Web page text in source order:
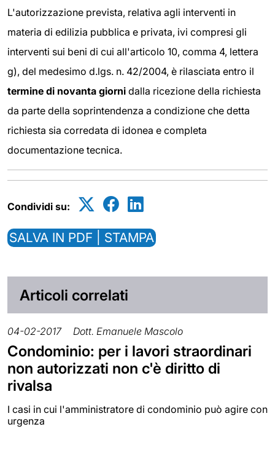
L'autorizzazione prevista, relativa agli interventi in
materia di edilizia pubblica e privata, ivi compresi gli
interventi sui beni di cui all'articolo 10, comma 4, lettera
g), del medesimo d.lgs. n. 42/2004, è rilasciata entro il
termine di novanta giorni dalla ricezione della richiesta
da parte della soprintendenza a condizione che detta
richiesta sia corredata di idonea e completa
documentazione tecnica.
Condividi su:
SALVA IN PDF | STAMPA
Articoli correlati
04-02-2017 Dott. Emanuele Mascolo
Condominio: per i lavori straordinari
non autorizzati non c'è diritto di
rivalsa
I casi in cui l'amministratore di condominio può agire con
urgenza